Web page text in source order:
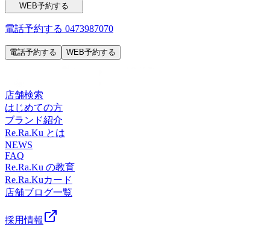
WEB予約する
電話予約する 0473987070
電話予約する WEB予約する
店舗検索
はじめての方
ブランド紹介
Re.Ra.Ku とは
NEWS
FAQ
Re.Ra.Ku の教育
Re.Ra.Kuカード
店舗ブログ一覧
採用情報